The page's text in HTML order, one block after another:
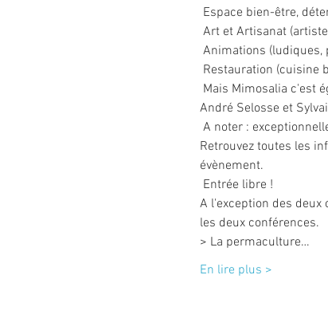
Restauration (cuisine
André Selosse et
A noter :
Retrouvez toutes les
évènement.
A l'exception des
les deux conférences.
> La permaculture…
En lire plus >